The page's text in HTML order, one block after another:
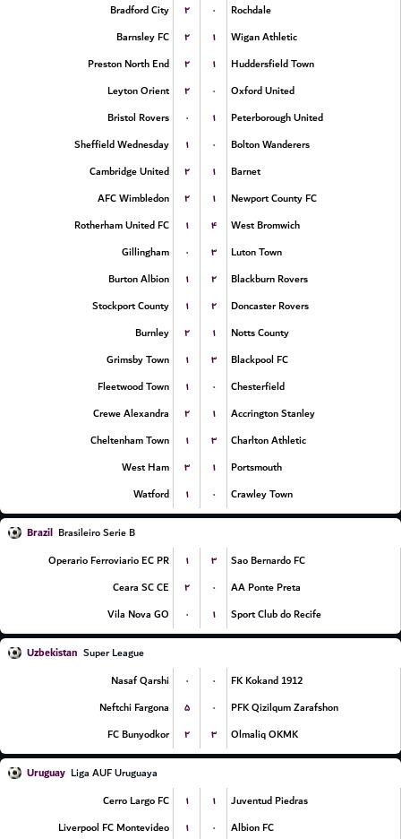
Bradford City
۲ ۰
Rochdale
Barnsley FC
۲ ۱
Wigan Athletic
Preston North End
۲ ۱
Huddersfield Town
Leyton Orient
۲ ۰
Oxford United
Bristol Rovers
۰ ۱
Peterborough United
Sheffield Wednesday
۱ ۰
Bolton Wanderers
Cambridge United
۲ ۱
Barnet
AFC Wimbledon
۲ ۱
Newport County FC
Rotherham United FC
۱ ۴
West Bromwich
Gillingham
۰ ۳
Luton Town
Burton Albion
۱ ۲
Blackburn Rovers
Stockport County
۱ ۲
Doncaster Rovers
Burnley
۲ ۱
Notts County
Grimsby Town
۱ ۳
Blackpool FC
Fleetwood Town
۱ ۰
Chesterfield
Crewe Alexandra
۲ ۱
Accrington Stanley
Cheltenham Town
۱ ۳
Charlton Athletic
West Ham
۳ ۱
Portsmouth
Watford
۱ ۰ Crawley Town
Brazil Brasileiro Serie B
Operario Ferroviario EC PR
۱ ۳
Sao Bernardo FC
Ceara SC CE
۲ ۰
AA Ponte Preta
Vila Nova GO
۰ ۱ Sport Club do Recife
Uzbekistan Super League
Nasaf Qarshi
۰ ۰
FK Kokand 1912
Neftchi Fargona
۵ ۰
PFK Qizilqum Zarafshon
FC Bunyodkor
۲ ۳ Olmaliq OKMK
Uruguay Liga AUF Uruguaya
Cerro Largo FC
۱ ۱
Juventud Piedras
Liverpool FC Montevideo
۱ ۰ Albion FC